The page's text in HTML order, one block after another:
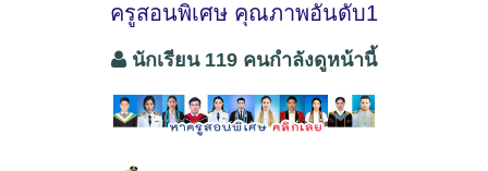
ครูสอนพิเศษ คุณภาพอันดับ1
นักเรียน 119 คนกำลังดูหน้านี้